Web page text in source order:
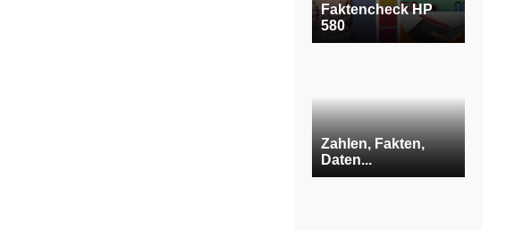
Faktencheck HP
580
Zahlen, Fakten,
Daten...